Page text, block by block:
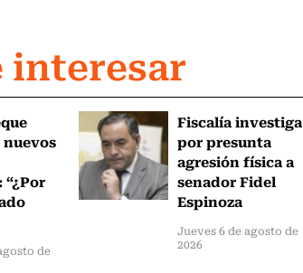
interesar
de
Fiscalía investiga
por presunta
agresión física a
senador Fidel
Espinoza
Jueves 6 de agosto de
2026